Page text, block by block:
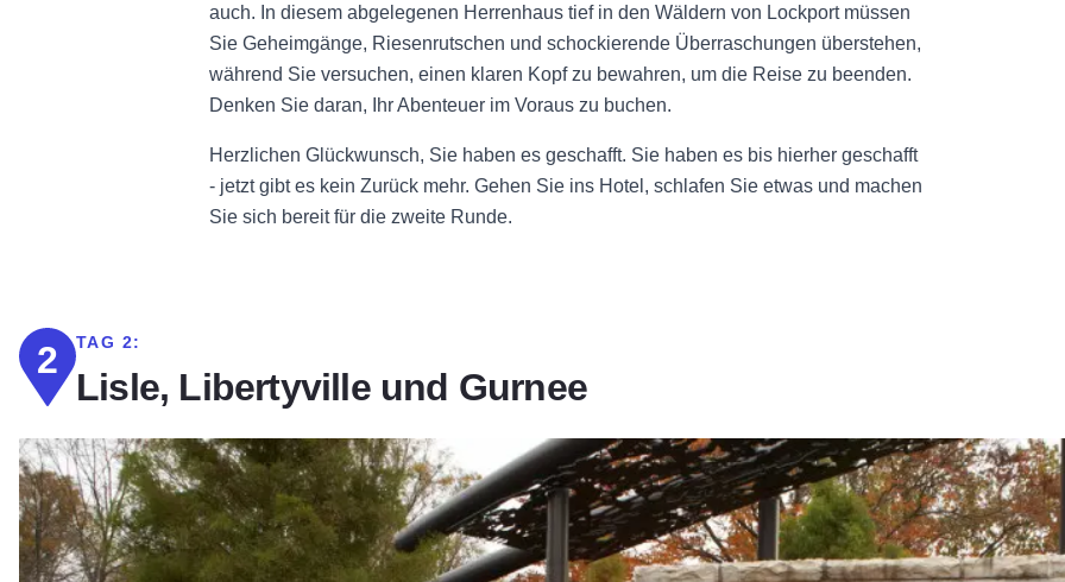
auch. In diesem abgelegenen Herrenhaus tief in den Wäldern von Lockport müssen
Sie Geheimgänge, Riesenrutschen und schockierende Überraschungen überstehen,
während Sie versuchen, einen klaren Kopf zu bewahren, um die Reise zu beenden.
Denken Sie daran, Ihr Abenteuer im Voraus zu buchen.
Herzlichen Glückwunsch, Sie haben es geschafft. Sie haben es bis hierher geschafft
- jetzt gibt es kein Zurück mehr. Gehen Sie ins Hotel, schlafen Sie etwas und machen
Sie sich bereit für die zweite Runde.
2 TAG 2:
Lisle, Libertyville und Gurnee